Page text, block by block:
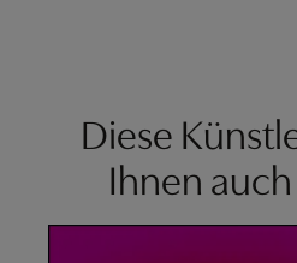
Diese
Ihnen